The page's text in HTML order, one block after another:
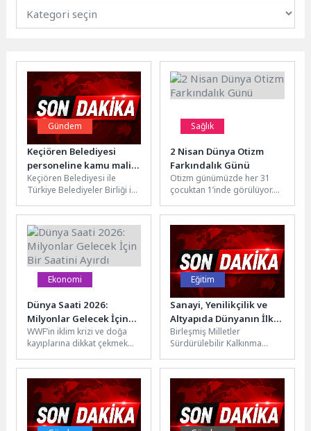
Gündem
Keçiören Belediyesi
personeline kamu mali
yönetimi eğitimi
Keçiören Belediyesi ile
Türkiye Belediyeler Birliği iş
personeline yönelik “Kamu
Mali Yönetimi ve...
Sağlık
2 Nisan Dünya Otizm
Farkındalık Günü
Otizm günümüzde her 31
çocuktan 1’inde görülüyor.
çocuktan 1’i otizm tanısı
alırken bugün...
Ekonomi
Dünya Saati 2026:
Milyonlar Gelecek İçin
Bir Saatini Ayırdı
WWF’in iklim krizi ve doğa
kayıplarına dikkat çekmek
gerçekleştirdiği küresel
etkinlik...
Eğitim
Sanayi, Yenilikçilik ve
Altyapıda Dünyanın İlk
200 Üniversitesi
Arasında
Birleşmiş Milletler
Sürdürülebilir Kalkınma
doğrultusunda
üniversitelerin eğitim,
araştırma, toplumsal katkı ve
kurumsal uygulamalar...